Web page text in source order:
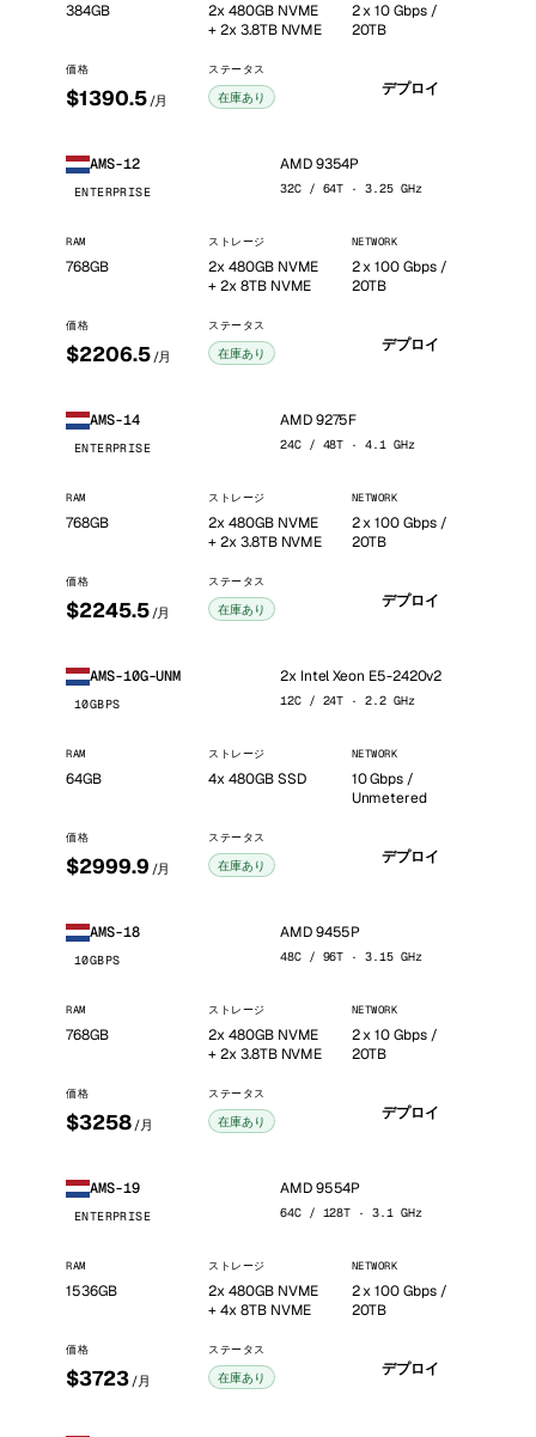
384GB
2x 480GB NVME
+ 2x 3.8TB NVME
2 x 10 Gbps /
20TB
価格
$1390.5 /月
ステータス
在庫あり デプロイ
AMS-12
ENTERPRISE
AMD 9354P
32C / 64T · 3.25 GHz
RAM
768GB
ストレージ
2x 480GB NVME
+ 2x 8TB NVME
NETWORK
2 x 100 Gbps /
20TB
価格
$2206.5 /月
ステータス
在庫あり デプロイ
AMS-14
ENTERPRISE
AMD 9275F
24C / 48T · 4.1 GHz
RAM
768GB
ストレージ
2x 480GB NVME
+ 2x 3.8TB NVME
NETWORK
2 x 100 Gbps /
20TB
価格
$2245.5 /月
ステータス
在庫あり デプロイ
AMS-10G-UNM
10GBPS
2x Intel Xeon E5-2420v2
12C / 24T · 2.2 GHz
RAM
64GB
ストレージ
4x 480GB SSD
NETWORK
10 Gbps /
Unmetered
価格
$2999.9 /月
ステータス
在庫あり デプロイ
AMS-18
10GBPS
AMD 9455P
48C / 96T · 3.15 GHz
RAM
768GB
ストレージ
2x 480GB NVME
+ 2x 3.8TB NVME
NETWORK
2 x 10 Gbps /
20TB
価格
$3258 /月
ステータス
在庫あり デプロイ
AMS-19
ENTERPRISE
AMD 9554P
64C / 128T · 3.1 GHz
RAM
1536GB
ストレージ
2x 480GB NVME
+ 4x 8TB NVME
NETWORK
2 x 100 Gbps /
20TB
価格
$3723 /月
ステータス
在庫あり デプロイ